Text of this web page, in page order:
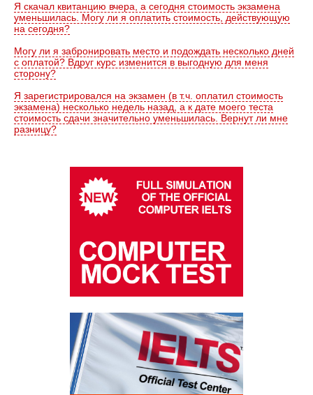
Я скачал квитанцию вчера, а сегодня стоимость экзамена
уменьшилась. Могу ли я оплатить стоимость, действующую
на сегодня?
Могу ли я забронировать место и подождать несколько дней
с оплатой? Вдруг курс изменится в выгодную для меня
сторону?
Я зарегистрировался на экзамен (в т.ч. оплатил стоимость
экзамена) несколько недель назад, а к дате моего теста
стоимость сдачи значительно уменьшилась. Вернут ли мне
разницу?